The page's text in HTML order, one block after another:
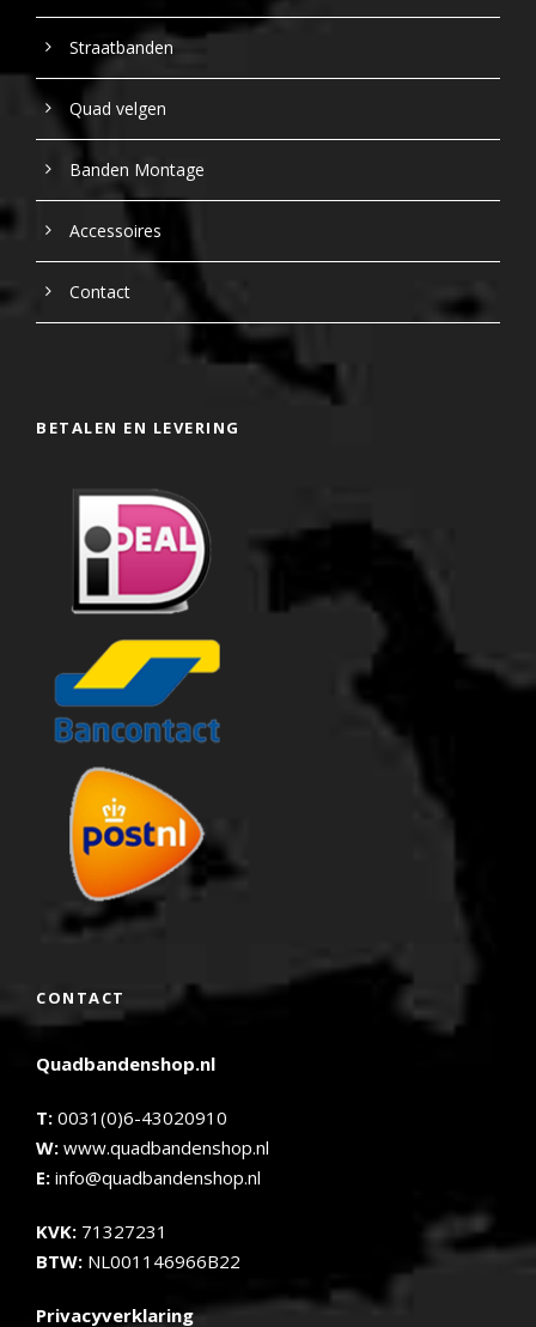
Straatbanden
Quad velgen
Banden Montage
Accessoires
Contact
BETALEN EN LEVERING
CONTACT
Quadbandenshop.nl
T: 0031(0)6-43020910
W: www.quadbandenshop.nl
E: info@quadbandenshop.nl
KVK: 71327231
BTW: NL001146966B22
Privacyverklaring